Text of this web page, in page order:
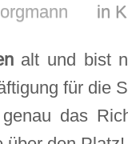
in
alt und bist
für die
das